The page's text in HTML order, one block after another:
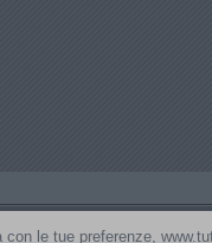
proprietà di GAESCO SRL
le tue preferenze,